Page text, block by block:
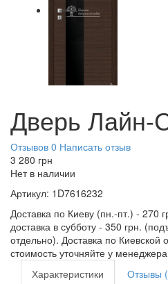
Дверь Лайн-
Отзывов 0 Написать отзыв
3 280 грн
Нет в наличии
Артикул: 1D7616232
Доставка по Киеву (пн.-пт.) - 270
доставка в субботу - 350 грн.
отдельно). Доставка по Киевской
стоимость уточняйте у
Характеристики
Отзывы